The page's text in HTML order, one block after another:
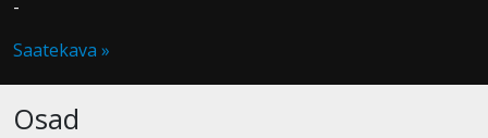
-
Saatekava »
Osad